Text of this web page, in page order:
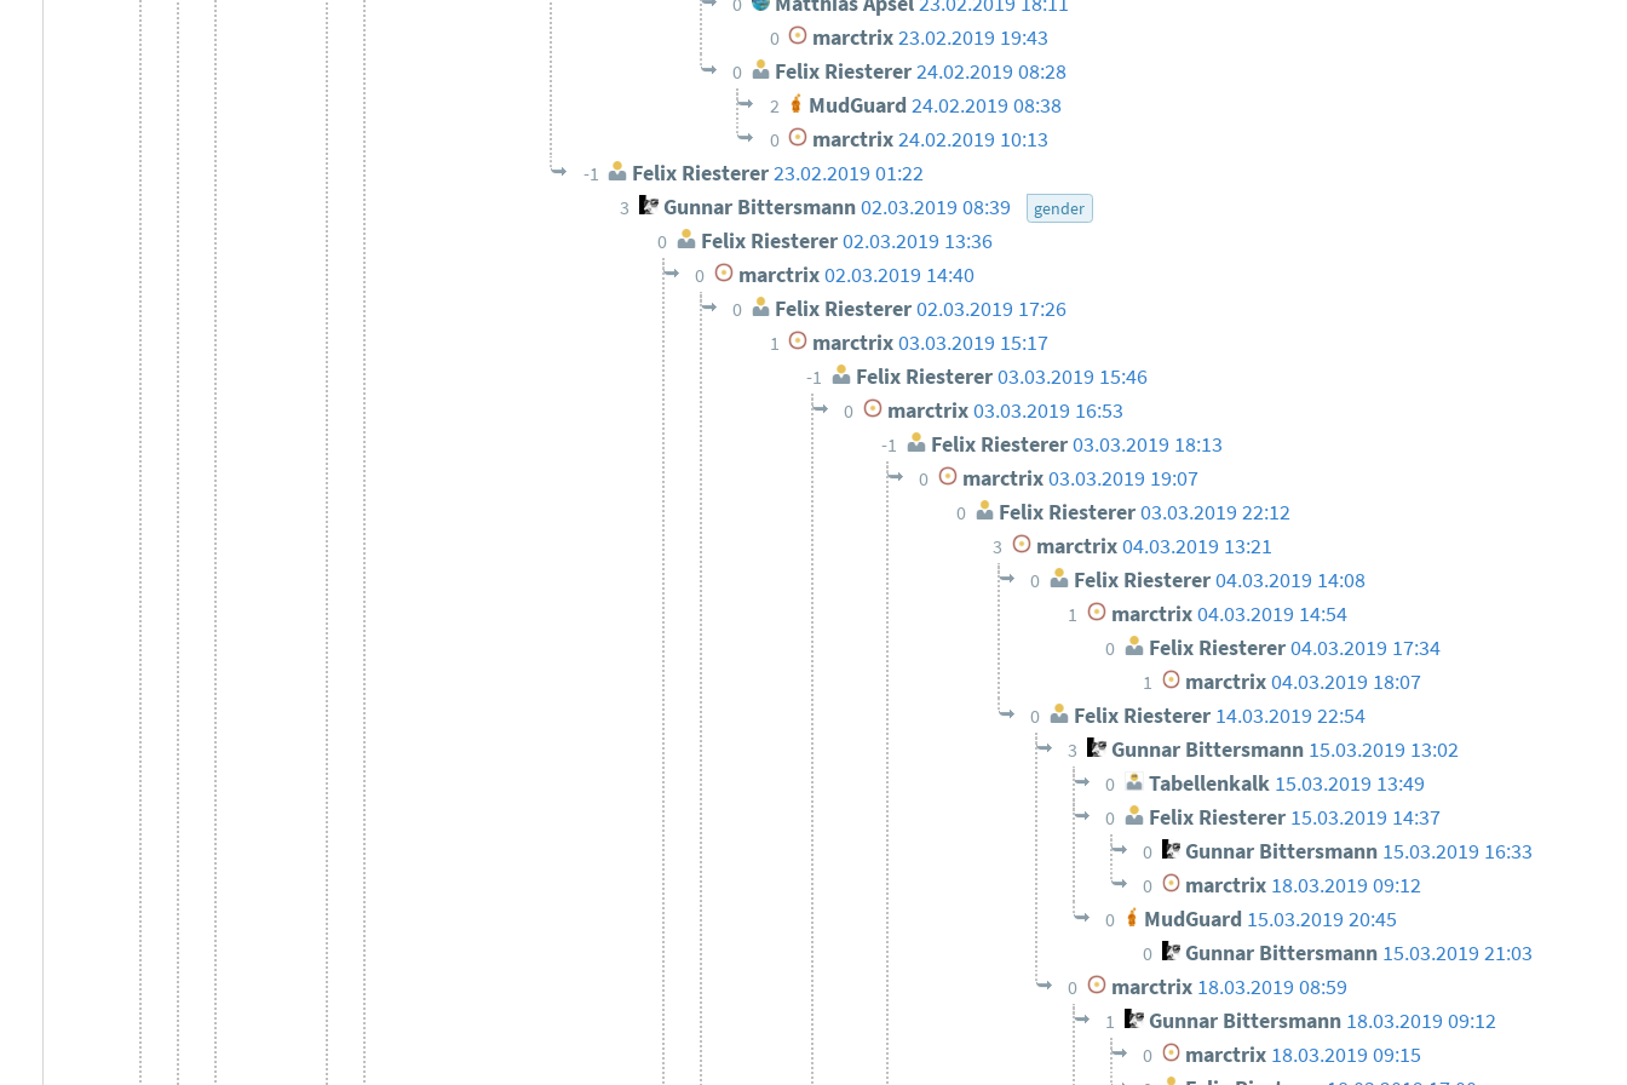
0 marctrix23.02.2019 19:43
0 Felix Riesterer 24.02.2019 08:28
2 MudGuard 24.02.2019 08:38
0 marctrix24.02.2019 10:13
-1 Felix Riesterer23.02.2019 01:22
3 Gunnar Bittersmann02.03.2019 08:39 gender
0 Felix Riesterer02.03.2019 13:36
0 marctrix02.03.2019 14:40
0 Felix Riesterer 02.03.2019 17:26
1 marctrix03.03.2019 15:17
-1 Felix Riesterer03.03.2019 15:46
0 marctrix03.03.2019 16:53
-1 Felix Riesterer03.03.2019 18:13
0 marctrix 03.03.2019 19:07
0 Felix Riesterer03.03.2019 22:12
3 marctrix04.03.2019 13:21
0 Felix Riesterer04.03.2019 14:08
1 marctrix04.03.2019 14:54
0 Felix Riesterer04.03.2019 17:34
1 marctrix 04.03.2019 18:07
0 Felix Riesterer 14.03.2019 22:54
3 Gunnar Bittersmann 15.03.2019 13:02
0 Tabellenkalk 15.03.2019 13:49
0 Felix Riesterer 15.03.2019 14:37
0 Gunnar Bittersmann 15.03.2019 16:33
0 marctrix 18.03.2019 09:12
0 MudGuard 15.03.2019 20:45
0 Gunnar Bittersmann 15.03.2019 21:03
0 marctrix 18.03.2019 08:59
1 Gunnar Bittersmann 18.03.2019 09:12
0 marctrix 18.03.2019 09:15